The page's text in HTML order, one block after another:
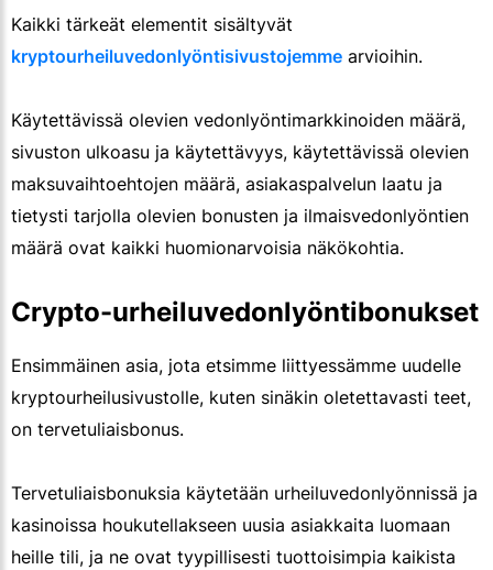
Kaikki tärkeät elementit sisältyvät
kryptourheiluvedonlyöntisivustojemme arvioihin.
Käytettävissä olevien vedonlyöntimarkkinoiden määrä,
sivuston ulkoasu ja käytettävyys, käytettävissä olevien
maksuvaihtoehtojen määrä, asiakaspalvelun laatu ja
tietysti tarjolla olevien bonusten ja ilmaisvedonlyöntien
määrä ovat kaikki huomionarvoisia näkökohtia.
Crypto-urheiluvedonlyöntibonukset
Ensimmäinen asia, jota etsimme liittyessämme uudelle
kryptourheilusivustolle, kuten sinäkin oletettavasti teet,
on tervetuliaisbonus.
Tervetuliaisbonuksia käytetään urheiluvedonlyönnissä ja
kasinoissa houkutellakseen uusia asiakkaita luomaan
heille tili, ja ne ovat tyypillisesti tuottoisimpia kaikista